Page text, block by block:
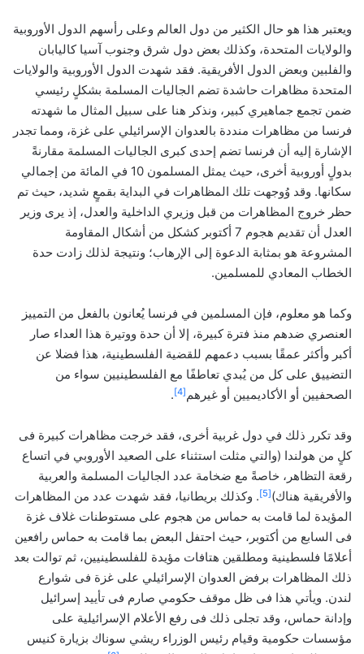
ويعتبر هذا هو حال الكثير من دول العالم وعلى رأسهم الدول الأوروبية
والولايات المتحدة، وكذلك بعض دول شرق وجنوب آسيا كاليابان
والفلبين وبعض الدول الأفريقية. فقد شهدت الدول الأوروبية والولايات
المتحدة مظاهرات حاشدة تضم الجاليات المسلمة بشكلٍ رئيسي
ضمن تجمع جماهيري كبير، ونذكر هنا على سبيل المثال ما شهدته
فرنسا من مظاهرات منددة بالعدوان الإسرائيلي على غزة، ومما تجدر
الإشارة إليه أن فرنسا تضم إحدى كبرى الجاليات المسلمة مقارنةً
بدولٍ أوروبية أخرى، حيث يمثل المسلمون 10 في المائة من إجمالي
سكانها. وقد وُوجهت تلك المظاهرات في البداية بقمعٍ شديد، حيث تم
حظر خروج المظاهرات من قبل وزيري الداخلية والعدل، إذ يرى وزير
العدل أن تقديم هجوم 7 أكتوبر كشكل من أشكال المقاومة
المشروعة هو بمثابة الدعوة إلى الإرهاب؛ ونتيجة لذلك زادت حدة
الخطاب المعادي للمسلمين.
وكما هو معلوم، فإن المسلمين في فرنسا يُعانون بالفعل من التمييز
العنصري ضدهم منذ فترة كبيرة، إلا أن حدة ووتيرة هذا العداء صار
أكبر وأكثر عمقًا بسبب دعمهم للقضية الفلسطينية، هذا فضلا عن
التضييق على كل من يُبدي تعاطفًا مع الفلسطينيين سواء من
الصحفيين أو الأكاديميين أو غيرهم[4]
.
وقد تكرر ذلك في دول غربية أخرى، فقد خرجت مظاهرات كبيرة فى
كلٍ من هولندا (والتي مثلت استثناء على الصعيد الأوروبي في اتساع
رقعة التظاهر، خاصةً مع ضخامة عدد الجاليات المسلمة والعربية
والأفريقية هناك)[5]
. وكذلك بريطانيا، فقد شهدت عدد من المظاهرات
المؤيدة لما قامت به حماس من هجوم على مستوطنات غلاف غزة
فى السابع من أكتوبر، حيث احتفل البعض بما قامت به حماس رافعين
أعلامًا فلسطينية ومطلقين هتافات مؤيدة للفلسطينيين، ثم توالت بعد
ذلك المظاهرات برفض العدوان الإسرائيلي على غزة فى شوارع
لندن. ويأتي هذا فى ظل موقف حكومي صارم فى تأييد إسرائيل
وإدانة حماس، وقد تجلى ذلك فى رفع الأعلام الإسرائيلية على
مؤسسات حكومية وقيام رئيس الوزراء ريشي سوناك بزيارة كنيس